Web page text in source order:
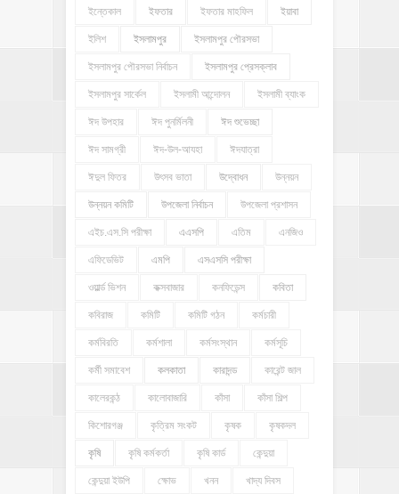
ইন্তেকাল ইফতার ইফতার মাহফিল ইয়াবা
ইলিশ ইসলামপুর ইসলামপুর পৌরসভা
ইসলামপুর পৌরসভা নির্বাচন ইসলামপুর প্রেসক্লাব
ইসলামপুর সার্কেল ইসলামী আন্দোলন ইসলামী ব্যাংক
ঈদ উপহার ঈদ পুনর্মিলনী ঈদ শুভেচ্ছা
ঈদ সামগ্রী ঈদ-উল-আযহা ঈদযাত্রা
ঈদুল ফিতর উৎসব ভাতা উদ্বোধন উন্নয়ন
উন্নয়ন কমিটি উপজেলা নির্বাচন উপজেলা প্রশাসন
এইচ.এস.সি পরীক্ষা এএসপি এতিম এনজিও
এফিডেভিট এমপি এসএসসি পরীক্ষা
ওয়ার্ল্ড ভিশন কক্সবাজার কনফিডেন্স কবিতা
কবিরাজ কমিটি কমিটি গঠন কর্মচারী
কর্মবিরতি কর্মশালা কর্মসংস্থান কর্মসূচি
কর্মী সমাবেশ কলকাতা কারাদন্ড কারেন্ট জাল
কালেরকন্ঠ কালোবাজারি কাঁসা কাঁসা শিল্প
কিশোরগঞ্জ কৃত্রিম সংকট কৃষক কৃষকদল
কৃষি কৃষি কর্মকর্তা কৃষি কার্ড কেন্দুয়া
কেন্দুয়া ইউপি ক্ষোভ খনন খাদ্য দিবস